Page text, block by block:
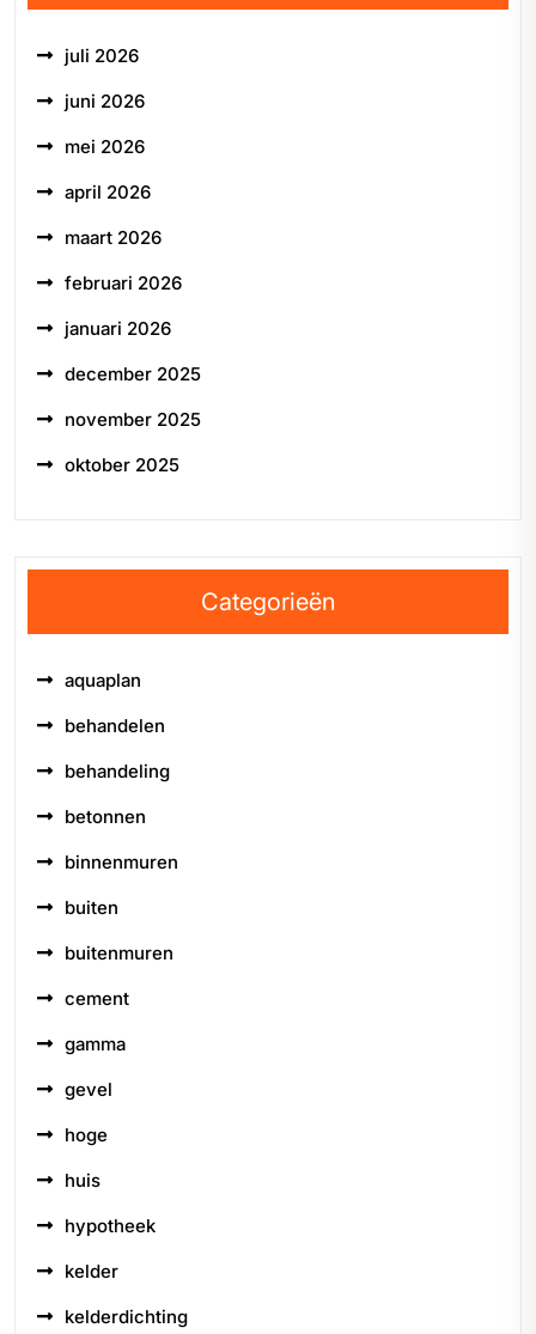
juli 2026
juni 2026
mei 2026
april 2026
maart 2026
februari 2026
januari 2026
december 2025
november 2025
oktober 2025
Categorieën
aquaplan
behandelen
behandeling
betonnen
binnenmuren
buiten
buitenmuren
cement
gamma
gevel
hoge
huis
hypotheek
kelder
kelderdichting